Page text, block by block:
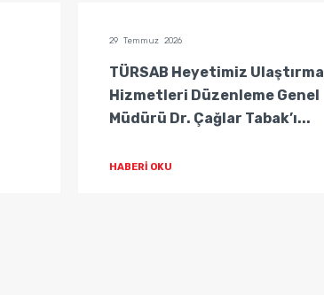
29 Temmuz 2026
TÜRSAB Heyetimiz Ulaştırma
Hizmetleri Düzenleme Genel
Müdürü Dr. Çağlar Tabak’ı...
HABERİ OKU